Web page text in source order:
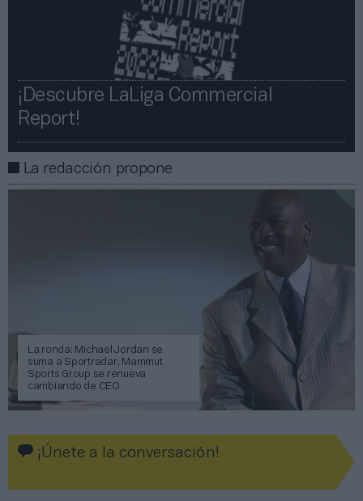
¡Descubre LaLiga Commercial
Report!​​
La redacción propone
La ronda: Michael Jordan se
suma a Sportradar, Mammut
Sports Group se renueva
cambiando de CEO
¡Únete a la conversación!